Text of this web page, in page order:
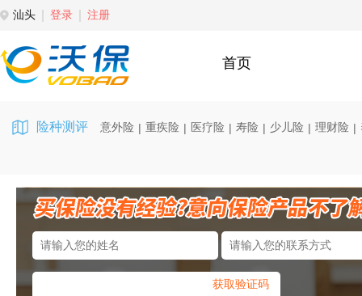
汕头 登录 注册
首页
险种测评 意外险 | 重疾险 | 医疗险 | 寿险 | 少儿险 | 理财险 |
获取验证码